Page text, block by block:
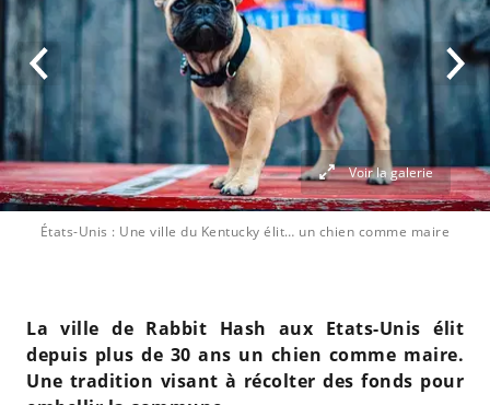
États-Unis : Une ville du Kentucky élit… un chien comme maire
Voir la galerie
La ville de Rabbit Hash aux Etats-Unis élit
depuis plus de 30 ans un chien comme maire.
Une tradition visant à récolter des fonds pour